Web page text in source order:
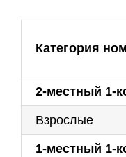
Категория
2-местный 1-
Взрослые
1-местный 1-